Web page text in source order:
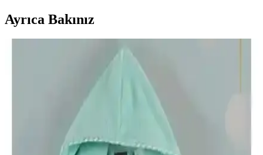
Ayrıca Bakınız
Varol Dama ve Varol Nemesis Serisi Bornoz
Karşılaştırması ve Özellikleri
Bu makalede, Varol Dama ve Nemesis serisi bornozların özellikleri,
kullanıcı deneyimleri ve karşılaştırmaları detaylı şekilde incelenerek,
doğru seçim yapmanıza yardımcı olunur.
Güvenal Akdeniz ve Özdilek Wedding Bornoz
Setleri Karşılaştırması ve Seçim Rehberi